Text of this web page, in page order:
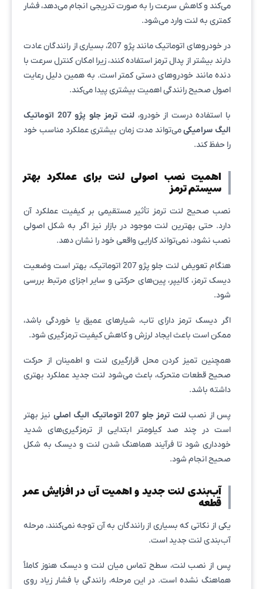
می‌کند و کاهش سرعت را به صورت تدریجی انجام می‌دهد، فشار
کمتری به لنت وارد می‌شود.
در خودروهای اتوماتیک مانند پژو 207، بسیاری از رانندگان عادت
دارند بیشتر از پدال ترمز استفاده کنند، زیرا امکان کنترل سرعت با
دنده مانند خودروهای دستی کمتر است. به همین دلیل رعایت
اصول صحیح رانندگی اهمیت بیشتری پیدا می‌کند.
با استفاده درست از خودرو،
لنت ترمز جلو پژو 207 اتوماتیک
الیگ سرامیکیمی‌تواند مدت زمان بیشتری عملکرد مناسب خود
را حفظ کند.
اهمیت نصب اصولی لنت برای عملکرد بهتر
سیستم ترمز
نصب صحیح لنت ترمز تأثیر مستقیمی بر کیفیت عملکرد آن
دارد. حتی بهترین لنت موجود در بازار نیز اگر به شکل اصولی
نصب نشود، نمی‌تواند کارایی واقعی خود را نشان دهد.
هنگام تعویض لنت جلو پژو 207 اتوماتیک، بهتر است وضعیت
دیسک ترمز، کالیپر، پین‌های حرکتی و سایر اجزای مرتبط بررسی
شود.
اگر دیسک ترمز دارای تاب، شیارهای عمیق یا خوردگی باشد،
ممکن است باعث ایجاد لرزش و کاهش کیفیت ترمزگیری شود.
همچنین تمیز کردن محل قرارگیری لنت و اطمینان از حرکت
صحیح قطعات متحرک، باعث می‌شود لنت جدید عملکرد بهتری
داشته باشد.
پس از نصبلنت ترمز جلو 207 اتوماتیک الیگ اصلی
نیز بهتر
است در چند صد کیلومتر ابتدایی از ترمزگیری‌های شدید
خودداری شود تا فرآیند هماهنگ شدن لنت و دیسک به شکل
صحیح انجام شود.
آب‌بندی لنت جدید و اهمیت آن در افزایش عمر
قطعه
یکی از نکاتی که بسیاری از رانندگان به آن توجه نمی‌کنند، مرحله
آب‌بندی لنت جدید است.
پس از نصب لنت، سطح تماس میان لنت و دیسک هنوز کاملاً
هماهنگ نشده است. در این مرحله، رانندگی با فشار زیاد روی